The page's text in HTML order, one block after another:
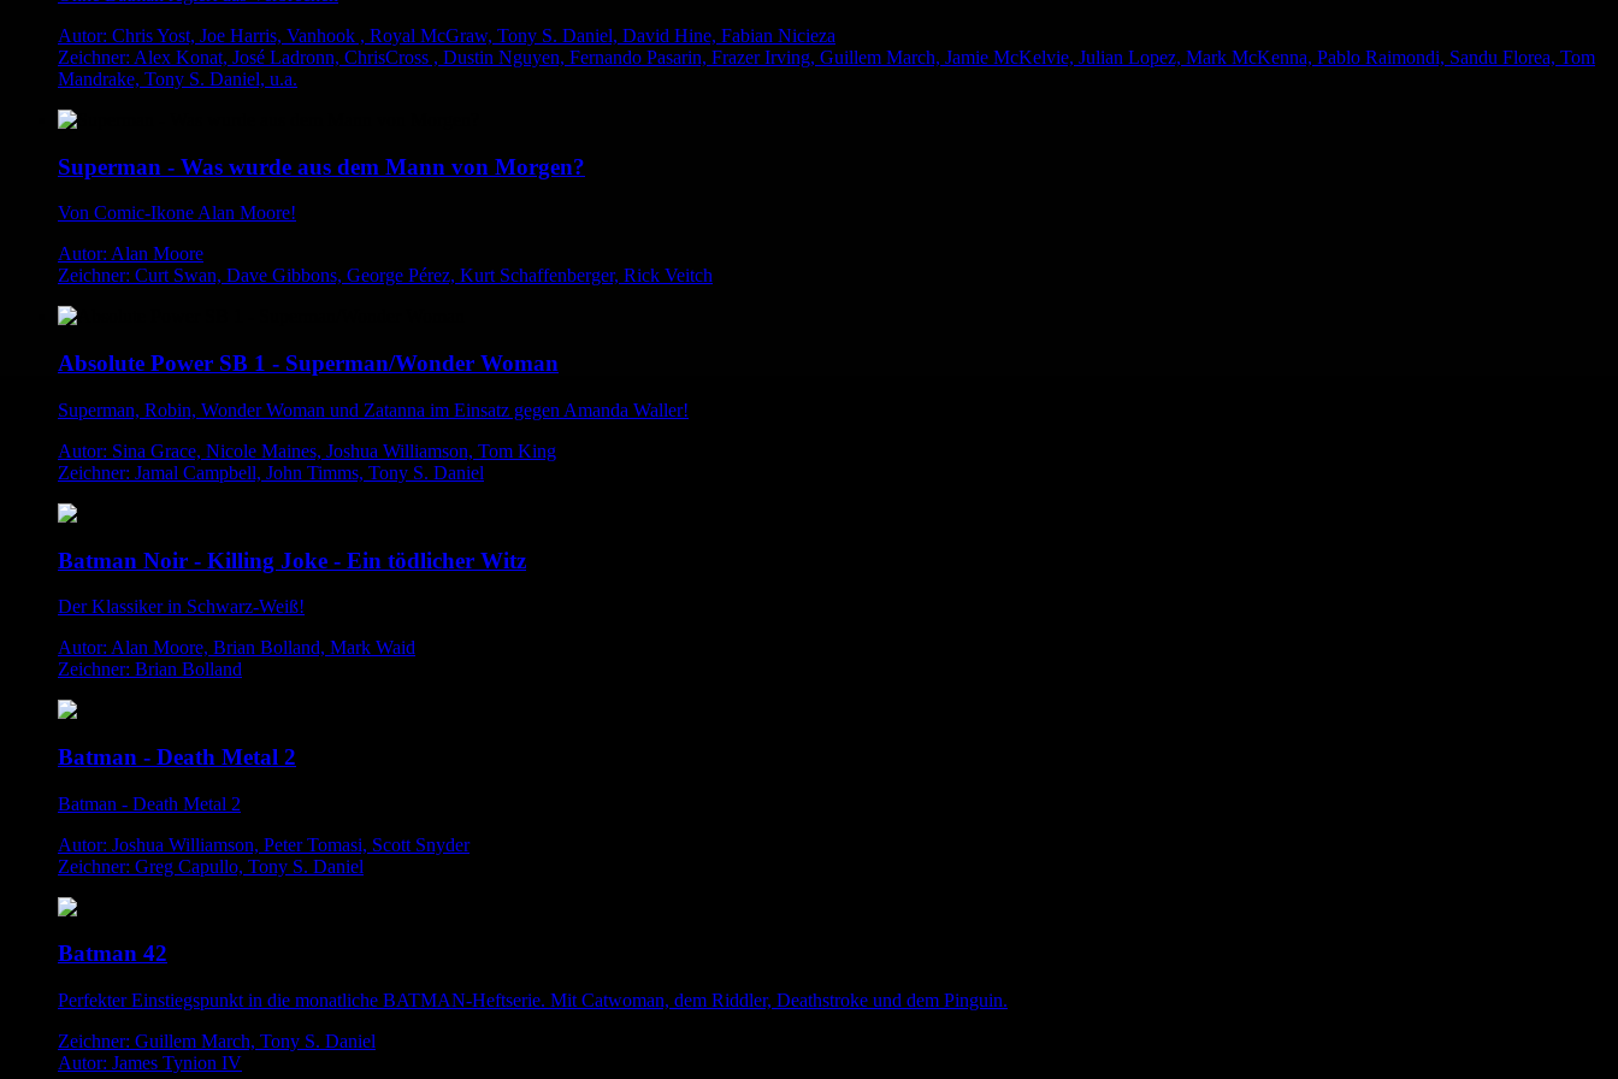
Autor: Chris Yost, Joe Harris, Vanhook , Royal McGraw, Tony S. Daniel, David Hine, Fabian Nicieza
Zeichner: Alex Konat, José Ladronn, ChrisCross , Dustin Nguyen, Fernando Pasarin, Frazer Irving, Guillem March, Jamie McKelvie, Julian Lopez, Mark McKenna, Pablo Raimondi, Sandu Florea, Tom
Mandrake, Tony S. Daniel, u.a.
Superman - Was wurde aus dem Mann von Morgen?
Von Comic-Ikone Alan Moore!
Autor: Alan Moore
Zeichner: Curt Swan, Dave Gibbons, George Pérez, Kurt Schaffenberger, Rick Veitch
Absolute Power SB 1 - Superman/Wonder Woman
Superman, Robin, Wonder Woman und Zatanna im Einsatz gegen Amanda Waller!
Autor: Sina Grace, Nicole Maines, Joshua Williamson, Tom King
Zeichner: Jamal Campbell, John Timms, Tony S. Daniel
Batman Noir - Killing Joke - Ein tödlicher Witz
Der Klassiker in Schwarz-Weiß!
Autor: Alan Moore, Brian Bolland, Mark Waid
Zeichner: Brian Bolland
Batman - Death Metal 2
Batman - Death Metal 2
Autor: Joshua Williamson, Peter Tomasi, Scott Snyder
Zeichner: Greg Capullo, Tony S. Daniel
Batman 42
Perfekter Einstiegspunkt in die monatliche BATMAN-Heftserie. Mit Catwoman, dem Riddler, Deathstroke und dem Pinguin.
Zeichner: Guillem March, Tony S. Daniel
Autor: James Tynion IV